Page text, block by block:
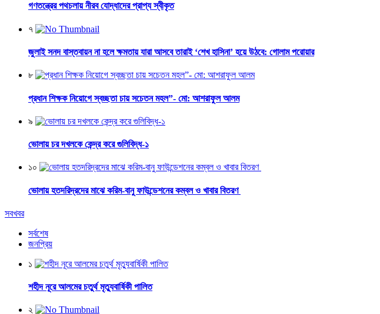
গণতন্ত্রের পথচলায় নীরব যোদ্ধাদের প্রাপ্য স্বীকৃত
৭
জুলাই সনদ বাস্তবায়ন না হলে ক্ষমতায় যারা আসবে তারাই ‘শেখ হাসিনা’ হয়ে উঠবে: গোলাম পরোয়ার
৮
প্রধান শিক্ষক নিয়োগে স্বচ্ছতা চায় সচেতন মহল”- মো: আশরাফুল আলম
৯
ভোলায় চর দখলকে কেন্দ্র করে গুলিবিদ্ধ-১
১০
ভোলায় হতদরিদ্রদের মাঝে করিম-বানু ফাউন্ডেশনের কম্বল ও খাবার বিতরণ
সবখবর
সর্বশেষ
জনপ্রিয়
১
শহীদ নূরে আলমের চতুর্থ মৃত্যুবার্ষিকী পালিত
২